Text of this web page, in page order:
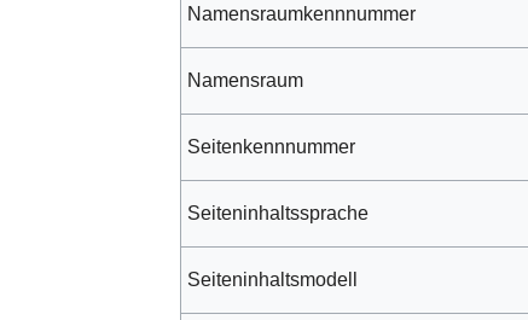
Namensraumkennnummer
Namensraum
Seitenkennnummer
Seiteninhaltssprache
Seiteninhaltsmodell